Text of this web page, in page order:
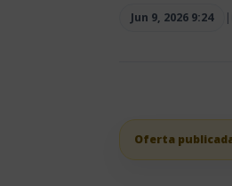
Jun 9, 2026 9:24 |
Oferta